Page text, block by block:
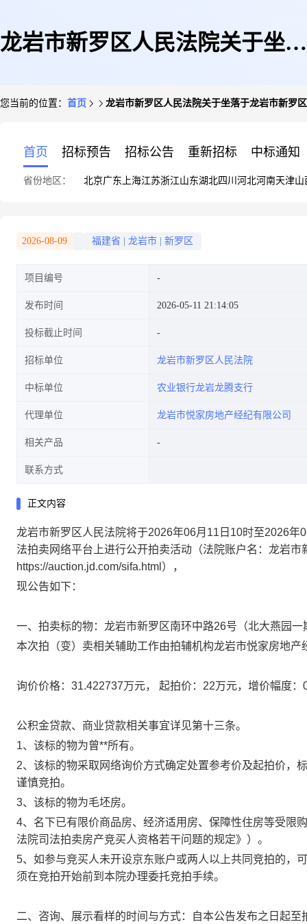
龙岩市新罗区人民法院关于坐落
402)、权证号为闽(2020)龙岩市
不动产权第0075249号(第一次拍
您当前的位置： 首页 龙岩市新罗区人民法院关于坐落于龙岩市新罗
首页 招标预告 招标公告 重新招标 中标通知
省份地区： 北京广东 上海江苏浙江山东湖北四川 河北河南天津山
2026-08-09 福建省 龙岩市 新罗区
项目编号
发布时间 2026-05-11 21:14:05
投标截止时间
招标单位 龙岩市新罗区人民法院
中标单位 农业银行龙岩龙腾支行
代理单位 龙岩市悦家房地产经纪有限公司
相关产品
联系方式
正文内容
龙岩市新罗区人民法院将于2026年06月 11 日 10时至2026年
法拍卖网络平台上进行公开拍卖活动（法院账户名：龙岩
https://auction.jd.com/sifa.html），
现公告如下：
一、 拍卖标的物： 龙岩市新罗区南环中路26号（北大燕园一
本次拍（变）卖相关辅助工作由拍辅机构龙岩市悦家房地产
询价价格： 31.422737万元， 起拍价： 22万元，增价幅度：
公积金贷款、商业贷款相关事宜详见第十三条。
1、该标的物为曾**所有。
2、该标的物采取网络询价方式确定处置参考价及起拍价，
谨慎竞拍。
3、该标的物为毛坯房。
4、名下已有限价商品房、经济适用房、保障性住房等受限
法院司法拍卖房产竞买人资格若干问题的规定》）。
5、如参与竞买人未开设京东账户或两人以上共同竞拍的，
须在竞拍开始前到本院办理委托竞拍手续。
二、咨询、展示看样的时间与方式：自本公告发布之日起